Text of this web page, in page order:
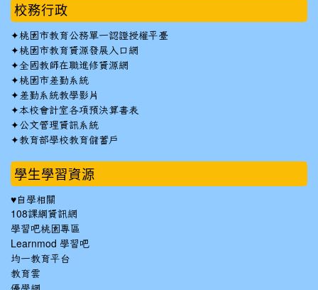
校務行政
✦桃園市教育公務單一認證授權平臺
✦桃園市教育資源發展入口網
✦全國教師在職進修資源網
✦桃園市差勤系統
✦ 差勤系統教學影片
✦本校會計室各項預決算書表
✦公文管理資訊系統
✦教育部學校教育儲蓄戶
學生學習資源
♥自學相關
108課綱資訊網
學習吧桃園專區
Learnmod 學習吧
均一教育平台
教育雲